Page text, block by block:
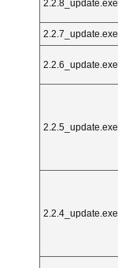
2.2.8_update.exe
2.2.7_update.exe
2.2.6_update.exe
2.2.5_update.exe
2.2.4_update.exe